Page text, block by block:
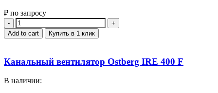
₽ по запросу
Quantity
Add to cart Купить в 1 клик
Канальный вентилятор Ostberg IRE 400 F
В наличии: